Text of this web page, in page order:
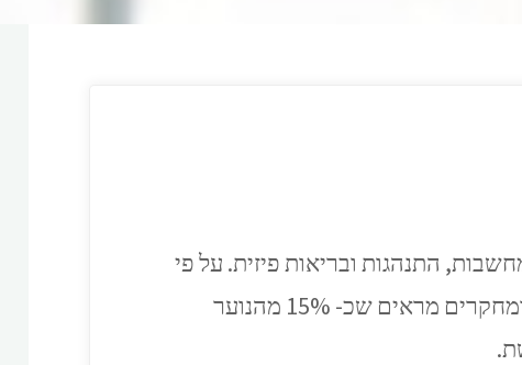
התנהגות ובריאות פיזית. על פי
ארגון הבריאות העולמי, דיכאון הוא אחד משלושת הגורמים המרכזיים לנכות בקרב נערים, ומחקרים מראים שכ- 15% מהנוער